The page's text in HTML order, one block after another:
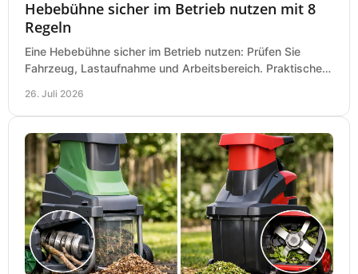
Hebebühne sicher im Betrieb nutzen mit 8
Regeln
Eine Hebebühne sicher im Betrieb nutzen: Prüfen Sie
Fahrzeug, Lastaufnahme und Arbeitsbereich. Praktische
26. Juli 2026